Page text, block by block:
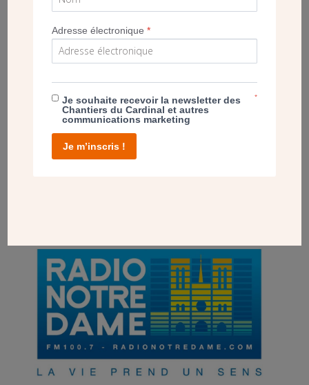
Adresse électronique*
Je souhaite recevoir la newsletter des
Chantiers du Cardinal et autres
communications marketing
*
Je m’inscris !